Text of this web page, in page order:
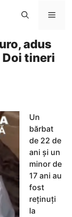
adus
Doi tineri
Un
bărbat
de 22 de
ani și un
minor de
17 ani au
fost
reținuți
la